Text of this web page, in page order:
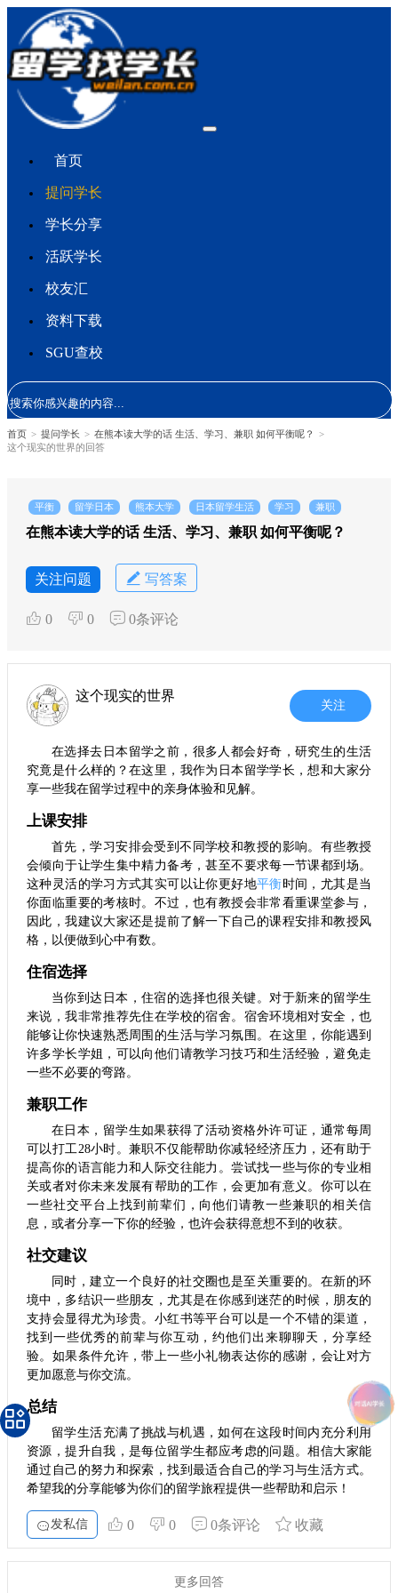
首页
提问学长
学长分享
活跃学长
校友汇
资料下载
SGU查校
首页 > 提问学长 > 在熊本读大学的话 生活、学习、兼职 如何平衡呢？
>
这个现实的世界的回答
平衡 留学日本 熊本大学 日本留学生活 学习 兼职
在熊本读大学的话 生活、学习、兼职 如何平衡呢？
关注问题 写答案
0 0 0条评论
这个现实的世界
关注
在选择去日本留学之前，很多人都会好奇，研究生的生活
究竟是什么样的？在这里，我作为日本留学学长，想和大家分
享一些我在留学过程中的亲身体验和见解。
上课安排
首先，学习安排会受到不同学校和教授的影响。有些教授
会倾向于让学生集中精力备考，甚至不要求每一节课都到场。
这种灵活的学习方式其实可以让你更好地平衡时间，尤其是当
你面临重要的考核时。不过，也有教授会非常看重课堂参与，
因此，我建议大家还是提前了解一下自己的课程安排和教授风
格，以便做到心中有数。
住宿选择
当你到达日本，住宿的选择也很关键。对于新来的留学生
来说，我非常推荐先住在学校的宿舍。宿舍环境相对安全，也
能够让你快速熟悉周围的生活与学习氛围。在这里，你能遇到
许多学长学姐，可以向他们请教学习技巧和生活经验，避免走
一些不必要的弯路。
兼职工作
在日本，留学生如果获得了活动资格外许可证，通常每周
可以打工28小时。兼职不仅能帮助你减轻经济压力，还有助于
提高你的语言能力和人际交往能力。尝试找一些与你的专业相
关或者对你未来发展有帮助的工作，会更加有意义。你可以在
一些社交平台上找到前辈们，向他们请教一些兼职的相关信
息，或者分享一下你的经验，也许会获得意想不到的收获。
社交建议
同时，建立一个良好的社交圈也是至关重要的。在新的环
境中，多结识一些朋友，尤其是在你感到迷茫的时候，朋友的
支持会显得尤为珍贵。小红书等平台可以是一个不错的渠道，
找到一些优秀的前辈与你互动，约他们出来聊聊天，分享经
验。如果条件允许，带上一些小礼物表达你的感谢，会让对方
更加愿意与你交流。
总结
留学生活充满了挑战与机遇，如何在这段时间内充分利用
资源，提升自我，是每位留学生都应考虑的问题。相信大家能
通过自己的努力和探索，找到最适合自己的学习与生活方式。
希望我的分享能够为你们的留学旅程提供一些帮助和启示！
发私信 0 0 0条评论 收藏
更多回答